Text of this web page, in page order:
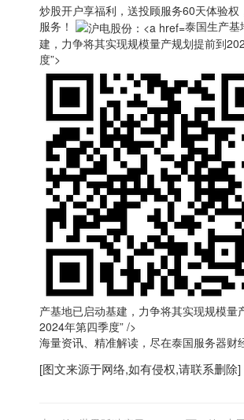
炒股开户享福利，送投顾服务60天体验权
服务！
泰国生产基
建，力争将其实现规模量产规划提前到
度”>
产基地已启动基建，力争将其实现规模量
2024年第四季度” />
海量资讯、精准解读，尽在泰国服务器财
[图文来源于网络,如有侵权,请联系删除]